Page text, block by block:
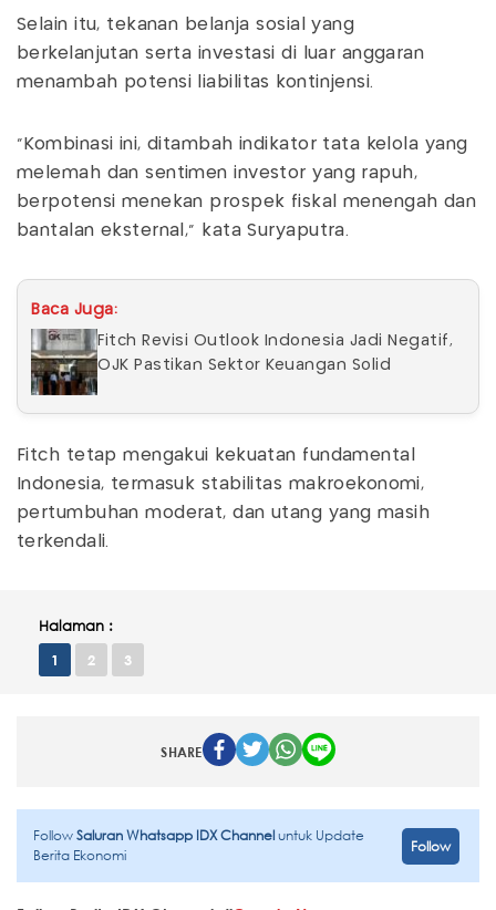
Selain itu, tekanan belanja sosial yang
berkelanjutan serta investasi di luar anggaran
menambah potensi liabilitas kontinjensi.
“Kombinasi ini, ditambah indikator tata kelola yang
melemah dan sentimen investor yang rapuh,
berpotensi menekan prospek fiskal menengah dan
bantalan eksternal,” kata Suryaputra.
Baca Juga:
Fitch Revisi Outlook Indonesia Jadi Negatif,
OJK Pastikan Sektor Keuangan Solid
Fitch tetap mengakui kekuatan fundamental
Indonesia, termasuk stabilitas makroekonomi,
pertumbuhan moderat, dan utang yang masih
terkendali.
Halaman :
1 2 3
SHARE
FollowSaluran Whatsapp IDX Channeluntuk Update
Berita Ekonomi
Follow